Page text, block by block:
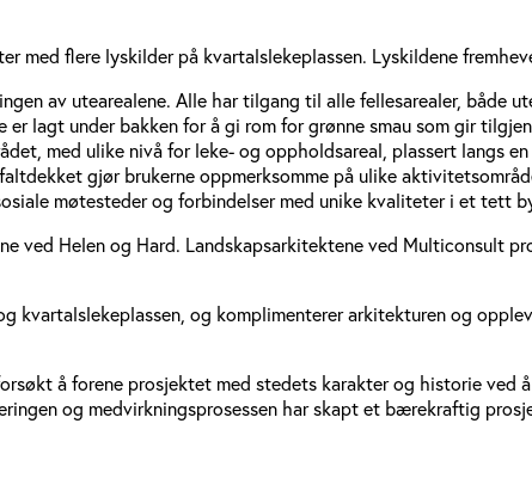
med flere lyskilder på kvartalslekeplassen. Lyskildene
av utearealene. Alle har tilgang til alle fellesarealer, både
lagt under bakken for å gi rom for grønne smau som gir
med ulike nivå for leke- og oppholdsareal, plassert langs
gjør brukerne oppmerksomme på ulike
møtesteder og forbindelser med unike kvaliteter i et tett
ved Helen og Hard. Landskapsarkitektene ved Multiconsult
kvartalslekeplassen, og komplimenterer arkitekturen og
å forene prosjektet med stedets karakter og historie ved
og medvirkningsprosessen har skapt et bærekraftig